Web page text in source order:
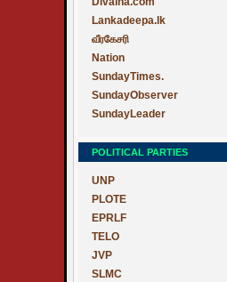
Lankadeepa.lk
வீரகேசரி
Nation
SundayTimes.
SundayObserver
SundayLeader
POLITICAL PARTIES
UNP
PLOTE
EPRLF
TELO
JVP
SLMC